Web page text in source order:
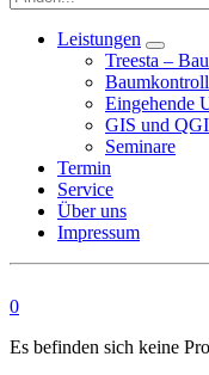
Leistungen
Treesta –
Eingehende
GIS und
Seminare
Termin
Service
Über uns
Impressum
0
Es befinden sich keine